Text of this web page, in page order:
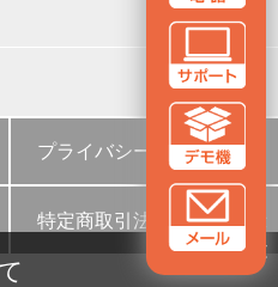
プライバシーポリシー
特定商取引法に基づく表示
✕